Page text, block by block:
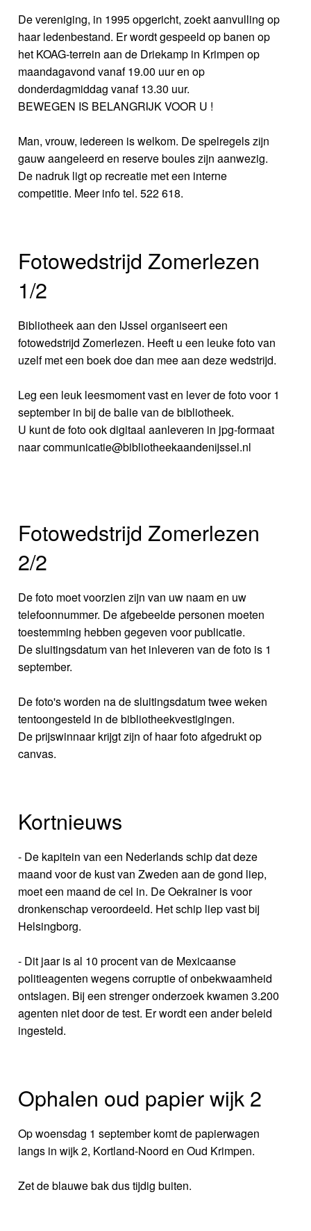
De vereniging, in 1995 opgericht, zoekt aanvulling op
haar ledenbestand. Er wordt gespeeld op banen op
het KOAG-terrein aan de Driekamp in Krimpen op
maandagavond vanaf 19.00 uur en op
donderdagmiddag vanaf 13.30 uur.
BEWEGEN IS BELANGRIJK VOOR U !
Man, vrouw, iedereen is welkom. De spelregels zijn
gauw aangeleerd en reserve boules zijn aanwezig.
De nadruk ligt op recreatie met een interne
competitie. Meer info tel. 522 618.
Fotowedstrijd Zomerlezen
1/2
Bibliotheek aan den IJssel organiseert een
fotowedstrijd Zomerlezen. Heeft u een leuke foto van
uzelf met een boek doe dan mee aan deze wedstrijd.
Leg een leuk leesmoment vast en lever de foto voor 1
september in bij de balie van de bibliotheek.
U kunt de foto ook digitaal aanleveren in jpg-formaat
naar communicatie@bibliotheekaandenijssel.nl
Fotowedstrijd Zomerlezen
2/2
De foto moet voorzien zijn van uw naam en uw
telefoonnummer. De afgebeelde personen moeten
toestemming hebben gegeven voor publicatie.
De sluitingsdatum van het inleveren van de foto is 1
september.
De foto's worden na de sluitingsdatum twee weken
tentoongesteld in de bibliotheekvestigingen.
De prijswinnaar krijgt zijn of haar foto afgedrukt op
canvas.
Kortnieuws
- De kapitein van een Nederlands schip dat deze
maand voor de kust van Zweden aan de gond liep,
moet een maand de cel in. De Oekrainer is voor
dronkenschap veroordeeld. Het schip liep vast bij
Helsingborg.
- Dit jaar is al 10 procent van de Mexicaanse
politieagenten wegens corruptie of onbekwaamheid
ontslagen. Bij een strenger onderzoek kwamen 3.200
agenten niet door de test. Er wordt een ander beleid
ingesteld.
Ophalen oud papier wijk 2
Op woensdag 1 september komt de papierwagen
langs in wijk 2, Kortland-Noord en Oud Krimpen.
Zet de blauwe bak dus tijdig buiten.